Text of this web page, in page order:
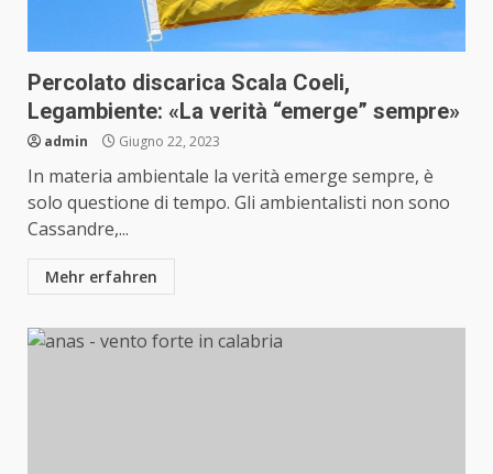
Percolato discarica Scala Coeli,
Legambiente: «La verità “emerge” sempre»
admin Giugno 22, 2023
In materia ambientale la verità emerge sempre, è
solo questione di tempo. Gli ambientalisti non sono
Cassandre,...
Mehr erfahren